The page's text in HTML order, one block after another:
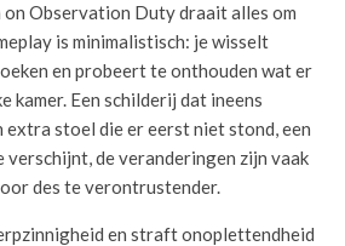
on Observation Duty draait alles om
is minimalistisch: je wisselt
en probeert te onthouden wat er
kamer. Een schilderij dat ineens
extra stoel die er eerst niet stond, een
verschijnt, de veranderingen zijn vaak
des te verontrustender.
en straft onoplettendheid